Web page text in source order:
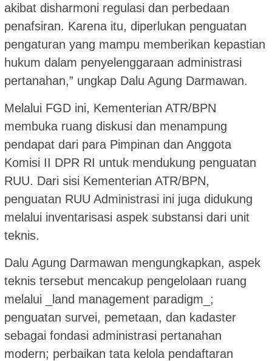
akibat disharmoni regulasi dan perbedaan
penafsiran. Karena itu, diperlukan penguatan
pengaturan yang mampu memberikan kepastian
hukum dalam penyelenggaraan administrasi
pertanahan,” ungkap Dalu Agung Darmawan.
Melalui FGD ini, Kementerian ATR/BPN
membuka ruang diskusi dan menampung
pendapat dari para Pimpinan dan Anggota
Komisi II DPR RI untuk mendukung penguatan
RUU. Dari sisi Kementerian ATR/BPN,
penguatan RUU Administrasi ini juga didukung
melalui inventarisasi aspek substansi dari unit
teknis.
Dalu Agung Darmawan mengungkapkan, aspek
teknis tersebut mencakup pengelolaan ruang
melalui _land management paradigm_;
penguatan survei, pemetaan, dan kadaster
sebagai fondasi administrasi pertanahan
modern; perbaikan tata kelola pendaftaran